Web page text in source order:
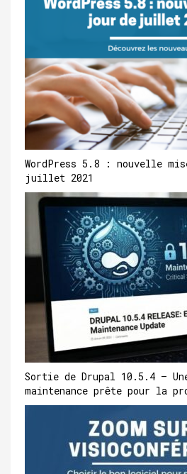
WordPress 5.8 : nouvelle
juillet 2021
Sortie de Drupal 10.5.4 –
maintenance prête pour la